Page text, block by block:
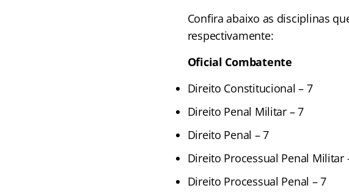
Confira abaixo as disciplinas
respectivamente:
Oficial Combatente
Direito Constitucional – 7
Direito Penal Militar – 7
Direito Penal – 7
Direito Processual Penal Militar
Direito Processual Penal – 7